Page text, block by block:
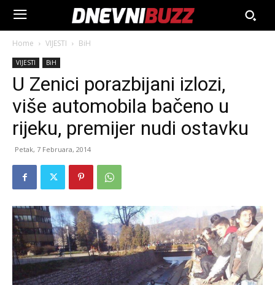
Home VIJESTI BiH
VIJESTI BiH
U Zenici porazbijani izlozi,
više automobila bačeno u
rijeku, premijer nudi ostavku
Petak, 7 Februara, 2014